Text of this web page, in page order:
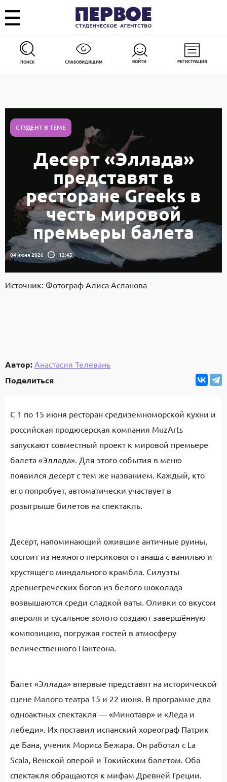
ПОИСК СЛАБОВИДЯЩИМ ВОЙТИ РЕГИСТРАЦИЯ
СТУДЕНТ В ТЕМЕ
Десерт «Эллада»
представят в
ресторане Greeks в
честь мировой
премьеры балета
04 июня 2026 12:45
Источник: Фотограф Алиса Асланова
Автор: Анастасия Телевань
Поделиться
С 1 по 15 июня ресторан средиземноморской кухни и
российская продюсерская компания MuzArts
запускают совместный проект к мировой премьере
балета «Эллада». Для этого события в меню
появился десерт с тем же названием. Каждый, кто
его попробует, автоматически участвует в
розыгрыше билетов на спектакль.
Десерт, напоминающий ожившие античные руины,
состоит из нежного персикового ганаша с ванилью и
хрустящего миндального крамбла. Силуэты
древнегреческих богов из белого шоколада
возвышаются среди сладкой ваты. Оливки со вкусом
апероля и сусальное золото создают завершённую
композицию, погружая гостей в атмосферу
величественного Пантеона.
Балет «Эллада» впервые представят на исторической
сцене Малого театра 15 и 22 июня. В программе два
одноактных спектакля — «Минотавр» и «Леда и
лебеди». Их поставил испанский хореограф Патрик
де Бана, ученик Мориса Бежара. Он работал с La
Scala, Венской оперой и Токийским балетом. Оба
спектакля обращаются к мифам Древней Греции.